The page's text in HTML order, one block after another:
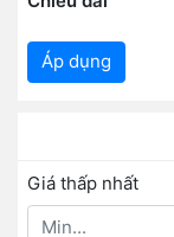
Áp dụng
Giá thấp nhất